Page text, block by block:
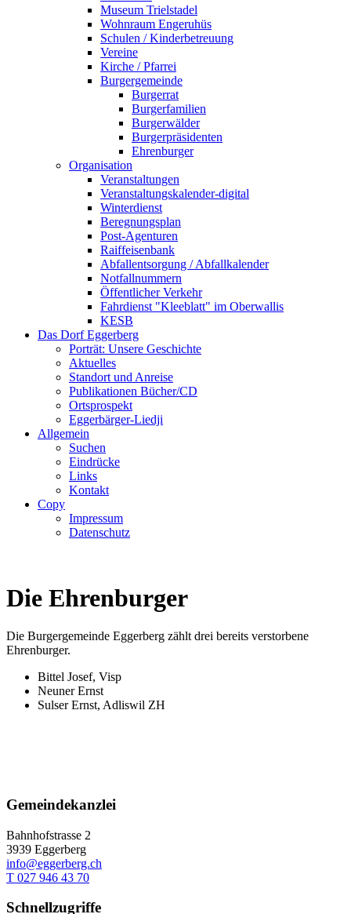
Museum Trielstadel
Wohnraum Engeruhüs
Schulen / Kinderbetreuung
Vereine
Kirche / Pfarrei
Burgergemeinde
Burgerrat
Burgerfamilien
Burgerwälder
Burgerpräsidenten
Ehrenburger
Organisation
Veranstaltungen
Veranstaltungskalender-digital
Winterdienst
Beregnungsplan
Post-Agenturen
Raiffeisenbank
Abfallentsorgung / Abfallkalender
Notfallnummern
Öffentlicher Verkehr
Fahrdienst "Kleeblatt" im Oberwallis
KESB
Das Dorf Eggerberg
Porträt: Unsere Geschichte
Aktuelles
Standort und Anreise
Publikationen Bücher/CD
Ortsprospekt
Eggerbärger-Liedji
Allgemein
Suchen
Eindrücke
Links
Kontakt
Copy
Impressum
Datenschutz
Die Ehrenburger
Die Burgergemeinde Eggerberg zählt drei bereits verstorbene
Ehrenburger.
Bittel Josef, Visp
Neuner Ernst
Sulser Ernst, Adliswil ZH
Gemeindekanzlei
Bahnhofstrasse 2
3939 Eggerberg
info@eggerberg.ch
T 027 946 43 70
Schnellzugriffe